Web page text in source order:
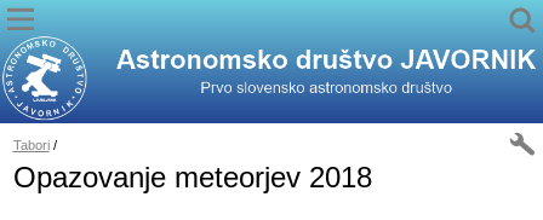
Tabori/
Opazovanje meteorjev 2018